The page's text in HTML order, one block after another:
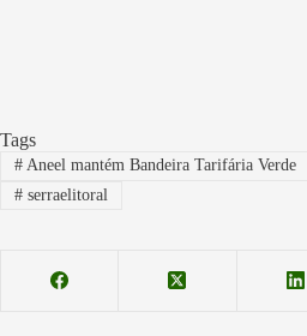
Tags
#Aneel mantém Bandeira Tarifária Verde
#serraelitoral